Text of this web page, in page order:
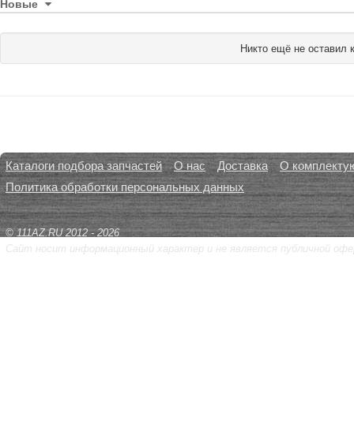
Новые
Никто ещё не оставил
Каталоги подбора запчастей О нас Доставка
О
Политика обработки персональных данных
© 111AZ.RU 2012 - 2026
Сайт носит информационный характер и не является публичной